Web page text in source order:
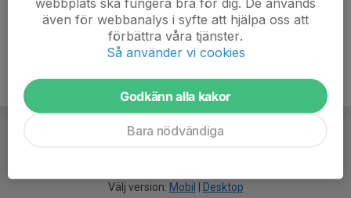
Välj version: Mobil Desktop
även för webbanalys i syfte att hjälpa oss att
förbättra våra tjänster.
Så använder vi cookies
Godkänn alla kakor
Bara nödvändiga